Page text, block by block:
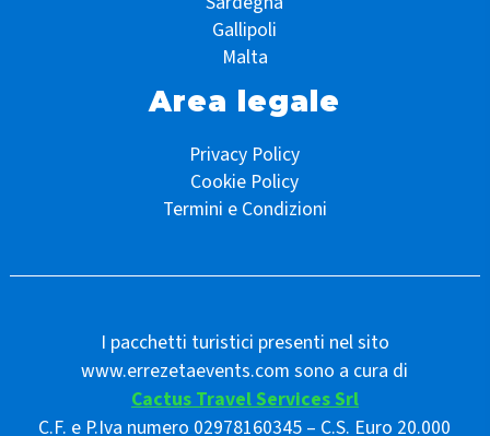
Gallipoli
Malta
Area legale
Privacy Policy
Cookie Policy
Termini e Condizioni
I pacchetti turistici presenti nel sito
www.errezetaevents.com sono a cura di
Cactus Travel Services Srl
C.F. e P.Iva numero 02978160345 – C.S. Euro 20.000